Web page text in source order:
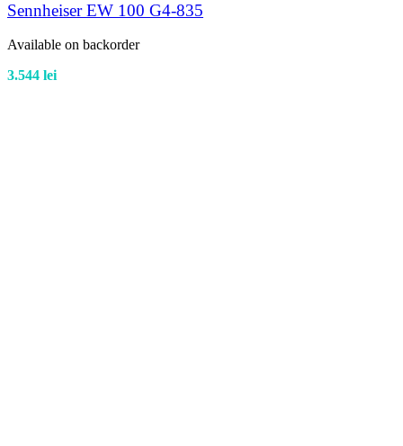
Sennheiser EW 100 G4-835
Available on backorder
3.544 lei